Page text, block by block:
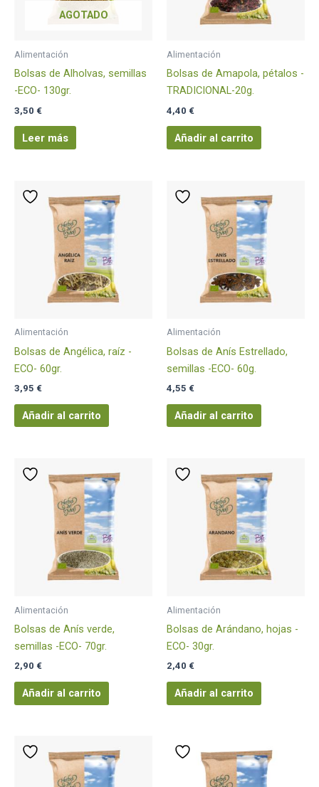
AGOTADO
Alimentación
Bolsas de Alholvas, semillas
-ECO- 130gr.
3,50 €
Leer más
Alimentación
Bolsas de Amapola, pétalos -
TRADICIONAL-20g.
4,40 €
Añadir al carrito
Alimentación
Bolsas de Angélica, raíz -
ECO- 60gr.
3,95 €
Añadir al carrito
Alimentación
Bolsas de Anís Estrellado,
semillas -ECO- 60g.
4,55 €
Añadir al carrito
Alimentación
Bolsas de Anís verde,
semillas -ECO- 70gr.
2,90 €
Añadir al carrito
Alimentación
Bolsas de Arándano, hojas -
ECO- 30gr.
2,40 €
Añadir al carrito